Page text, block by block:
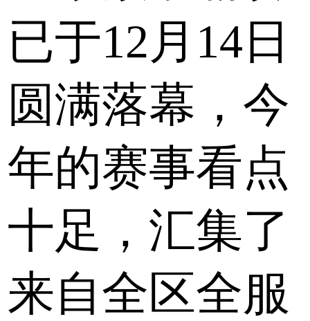
已于12月14日
圆满落幕，今
年的赛事看点
十足，汇集了
来自全区全服